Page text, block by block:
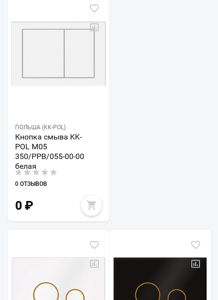
ПОЛЬША (KK-POL)
Кнопка смыва KK-
POL M05
350/PPB/055-00-00
белая
0 ОТЗЫВОВ
0 ₽